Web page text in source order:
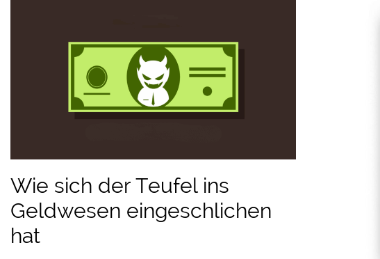
Wie sich der Teufel ins
Geldwesen eingeschlichen
hat